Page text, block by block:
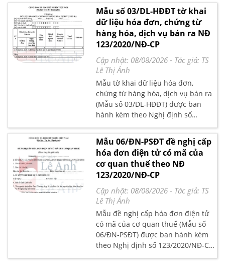
giá theo quy định mới nhất.
Mẫu số 03/DL-HĐĐT tờ khai
dữ liệu hóa đơn, chứng từ
hàng hóa, dịch vụ bán ra NĐ
123/2020/NĐ-CP
Cập nhật: 08/08/2026 - Tác giả: TS
Lê Thị Ánh
Mẫu tờ khai dữ liệu hóa đơn,
chứng từ hàng hóa, dịch vụ bán ra
(Mẫu số 03/DL-HĐĐT) được ban
hành kèm theo Nghị định số
123/2020/NĐ-CP quy định về hóa
đơn chứng từ
Mẫu 06/ĐN-PSĐT đề nghị cấp
hóa đơn điện tử có mã của
cơ quan thuế theo NĐ
123/2020/NĐ-CP
Cập nhật: 08/08/2026 - Tác giả: TS
Lê Thị Ánh
Mẫu đề nghị cấp hóa đơn điện tử
có mã của cơ quan thuế (Mẫu số
06/ĐN-PSĐT) được ban hành kèm
theo Nghị định số 123/2020/NĐ-CP
quy định về hóa đơn chứng từ